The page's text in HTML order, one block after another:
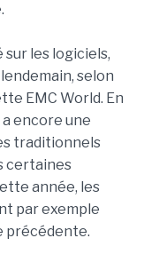
sur les logiciels,
selon
EMC World. En
encore une
traditionnels
certaines
année, les
par exemple
précédente.